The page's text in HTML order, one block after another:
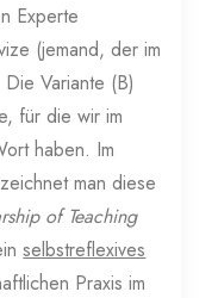
Experte
(jemand, der im
Variante (B)
für die wir im
haben. Im
man diese
of Teaching
selbstreflexives
Praxis im